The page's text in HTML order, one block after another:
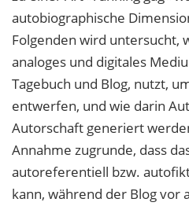
autobiographische
Folgenden wird untersucht,
analoges und digitales
Tagebuch und Blog, nutzt,
entwerfen, und wie darin
Autorschaft generiert
Annahme zugrunde, dass
autoreferentiell bzw.
kann, während der Blog vor